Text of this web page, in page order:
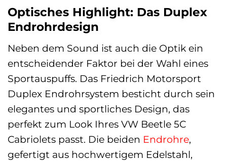
Optisches Highlight: Das Duplex
Endrohrdesign
Neben dem Sound ist auch die Optik ein
entscheidender Faktor bei der Wahl eines
Sportauspuffs. Das Friedrich Motorsport
Duplex Endrohrsystem besticht durch sein
elegantes und sportliches Design, das
perfekt zum Look Ihres VW Beetle 5C
Cabriolets passt. Die beiden Endrohre,
gefertigt aus hochwertigem Edelstahl,